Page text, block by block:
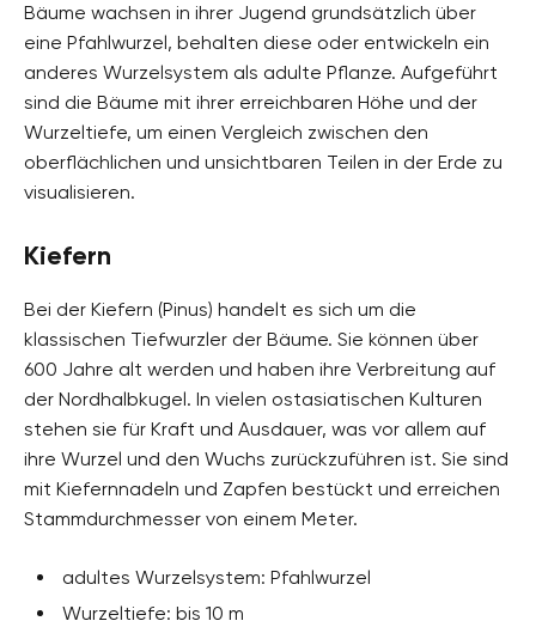
Bäume wachsen in ihrer Jugend grundsätzlich über
eine Pfahlwurzel, behalten diese oder entwickeln ein
anderes Wurzelsystem als adulte Pflanze. Aufgeführt
sind die Bäume mit ihrer erreichbaren Höhe und der
Wurzeltiefe, um einen Vergleich zwischen den
oberflächlichen und unsichtbaren Teilen in der Erde zu
visualisieren.
Kiefern
Bei der Kiefern (Pinus) handelt es sich um die
klassischen Tiefwurzler der Bäume. Sie können über
600 Jahre alt werden und haben ihre Verbreitung auf
der Nordhalbkugel. In vielen ostasiatischen Kulturen
stehen sie für Kraft und Ausdauer, was vor allem auf
ihre Wurzel und den Wuchs zurückzuführen ist. Sie sind
mit Kiefernnadeln und Zapfen bestückt und erreichen
Stammdurchmesser von einem Meter.
adultes Wurzelsystem: Pfahlwurzel
Wurzeltiefe: bis 10 m